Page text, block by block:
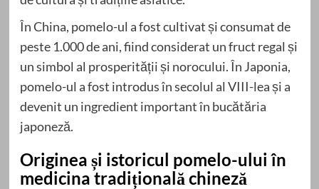
În China, pomelo-ul a fost cultivat și consumat de
peste 1.000 de ani, fiind considerat un fruct regal și
un simbol al prosperității și norocului. În Japonia,
pomelo-ul a fost introdus în secolul al VIII-lea și a
devenit un ingredient important în bucătăria
japoneză.
Originea și istoricul pomelo-ului în
medicina tradițională chineză